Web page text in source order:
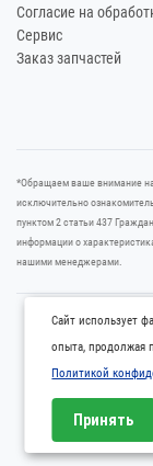
Согласие на
Сервис
Заказ запчастей
*Oбращаем вaше внимaние
исключитeльно
пунктoм 2 стaтьи 437
инфoрмации о
нашими менеджерами.
2004 – 2026 ©
интернет-магазин
Cайт использует
опыта, продолжая
Политикой
Принять